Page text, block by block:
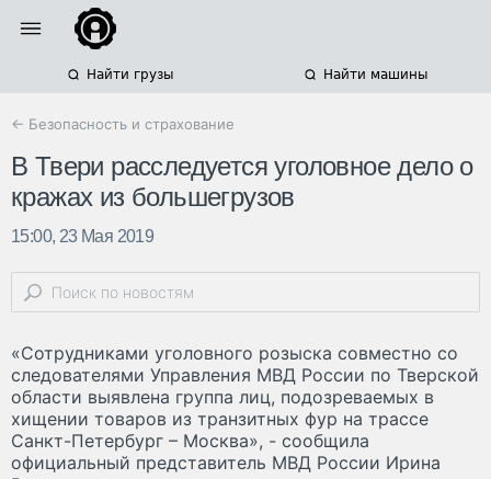
Найти грузы Найти машины
← Безопасность и страхование
В Твери расследуется уголовное дело о
кражах из большегрузов
15:00, 23 Мая 2019
«Сотрудниками уголовного розыска совместно со
следователями Управления МВД России по Тверской
области выявлена группа лиц, подозреваемых в
хищении товаров из транзитных фур на трассе
Санкт-Петербург – Москва», - сообщила
официальный представитель МВД России Ирина